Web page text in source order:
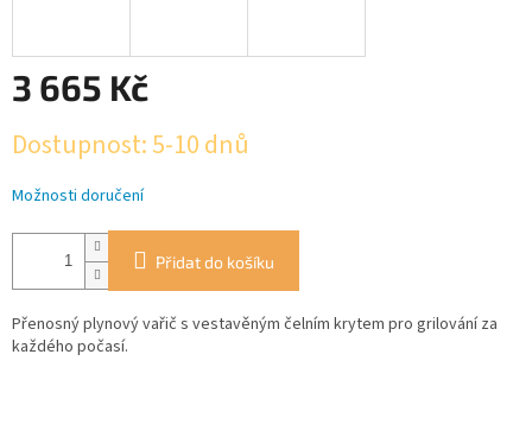
3 665 Kč
cena:
Dostupnost: 5-10 dnů
Možnosti doručení
Přidat do košíku
Přenosný plynový vařič s vestavěným čelním krytem pro grilování za
každého počasí.